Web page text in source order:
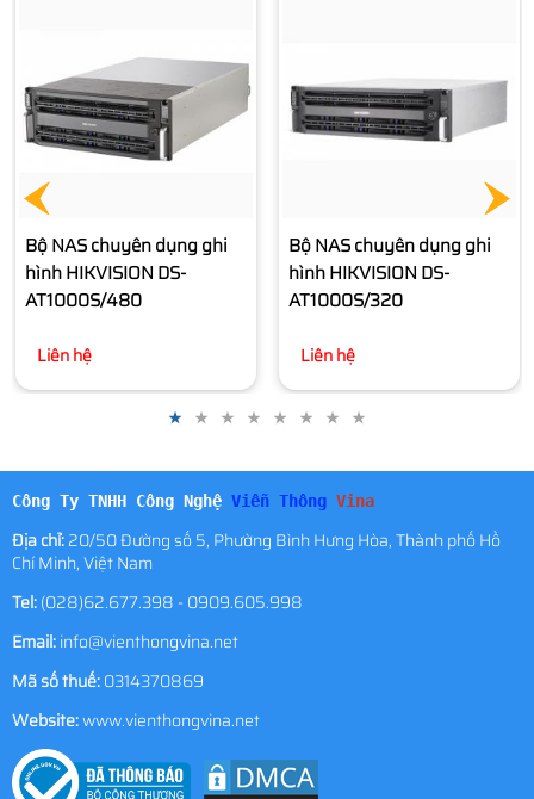
Bộ NAS chuyên dụng ghi
hình HIKVISION DS-
AT1000S/480
Liên hệ
Bộ NAS chuyên dụng ghi
hình HIKVISION DS-
AT1000S/320
Liên hệ
Công Ty TNHH Công Nghệ Viễn Thông Vina
Địa chỉ:20/50 Đường số 5, Phường Bình Hưng Hòa, Thành phố Hồ
Chí Minh, Việt Nam
Tel:(028)62.677.398 - 0909.605.998
Email:info@vienthongvina.net
Mã số thuế:0314370869
Website:www.vienthongvina.net